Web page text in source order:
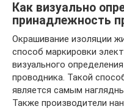
Как визуально
принадлежность
Окрашивание изоляции
способ маркировки
визуального
проводника. Такой
является самым
Также производители